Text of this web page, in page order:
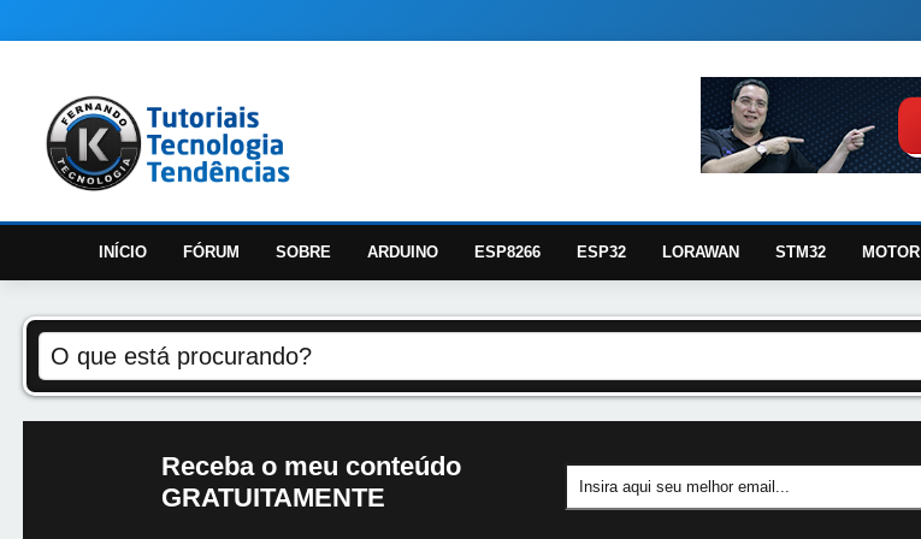
INÍCIO FÓRUM SOBRE ARDUINO ESP8266 ESP32 LORAWAN STM32 MOTOR
Receba o meu conteúdo
GRATUITAMENTE